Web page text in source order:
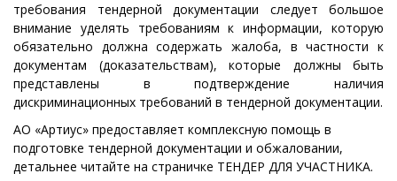
требования тендерной документации следует большое
внимание уделять требованиям к информации, которую
обязательно должна содержать жалоба, в частности к
документам (доказательствам), которые должны быть
представлены в подтверждение наличия
дискриминационных требований в тендерной документации.
АО «Артиус» предоставляет комплексную помощь в
подготовке тендерной документации и обжаловании,
детальнее читайте на страничке ТЕНДЕР ДЛЯ УЧАСТНИКА.